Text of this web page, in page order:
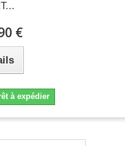
€
à expédier